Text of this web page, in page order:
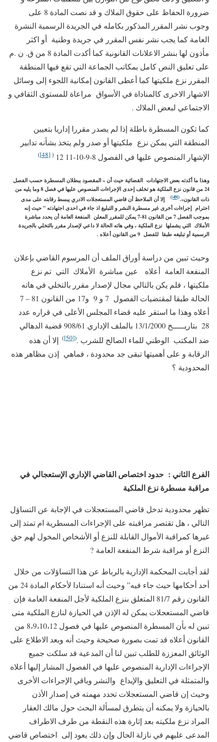
ضرورة الحفاظ على حقوق الملاك و قد نصت المادة 8 على
وجوب نشر المقرر المذكور بكامله في الجريدة الرسمية النشرة
العامة كما يجب نشر نفس المقرر في جريدة وطنية أو اكثر
مأذون لها بنشر الاعلانات القانونية كما أكدت المادة 8 من ق. ن .م
على تعليق النص كامل بمكاتب الجماعة التي تقع فيها المنطقة
المقرر نزع ملكيتها كما أعطى القانون إمكانية اللجوء إلى وسائل
الاشهار الاخرى كالمناداة في الأسواق مراعاة للمستوى الثقافي و
الاجتماعي لبعض الملاك .
كما تكون المسطرة باطلة إذا لم يصدر مقررا إداريا بتعيين
المنطقة التي يمكن نزع ملكيتها أو صدر ولم يتخذ بشأنه تدابير
الإشهار المنصوص عليها في الفصول 8-9-10-11 12
(
[48]
)
وهذا ما أكدته بعض الاجتهادات القضائية حيث أن « المقصود ببطلان المسطرة حسب الفصل
24 من قانون نزع الملكية هو تخلف إحدى الإجراءات المنصوص عليها في فصل 8 وما يليه من
ذات القانون».(
[49]
)
إلا أن الملاحظ أن قاضي المستعجلات الادري يبسط رقابته على مدى
احترام إجراءات أخرى غير مسطرة النشر و التبليغ اذ جاء في احدى اجتهادته ” حيث إنه
بموجب الفصل 7 من القانون 81-7 يمكن للمقرر المعلن المنفعة العامة أن يحدد مباشرة
الأملاك التي يشملها نزع الملكية ، وفي هاته الحالة لا داعي لإصدار مقرر بالتخلي بالجريدة
الرسمية أو تبليغه طبقا للفصل 9 من القانون أعلاه .
وحيث تبين من دراسة أوراق الملف أن المرسوم القاضي بإعلان
المنفعة العامة أعلاه عين مباشرة الأملاك التي تم نزع
ملكيتها ، فلم يكن بالتالي مجال لإصدار مقرر بالتخلي في هاته
الحالة طبقا لمقتضيات الفصول 7 و 9 و17 من القانون 81 – 7
أعلاه وهذا ما استقر عليه قضاء المجلس الأعلى في قراره عدد
28 بتاريـــــخ 13/1/2000 بالملف الإداري 908/61 قضية الدهالي
ضد المكتب الوطني للماء الصالح للشرب .(
[50]
) إلا أن هذه
الرقابة و على أهميتها تبقى جد محدودة ، فماهي إذن مظاهر هذه
المحدودية ؟
الفرع الثاني : حدود اختصاص القاضي الإداري الإستعجالي في
مراقبة مسطرة نزع الملكية
تظهر محدودية تدخل قاضي المستعجلات في الإجابة عن التساؤل
التالي ، هل تقتصر مراقبته على الإجراءات المسطرية ام تمتد إلى
غيرها كمراقبة الأموال القابلة للنزع أو الأشخاص المخول لهم حق
النزع أو مراقبة شرط المنفعة العامة ?
لقد أجابت المحكمة الإدارية بالرباط عن هذا التساؤلات من خلال
أحد أحكامها حيث جاء فيه” وحيث أنه استنادا لأحكام المادة 24 من
القانون رقم 81/7 المتعلق بنزع الملكية لأجل المنفعة العامة فإن
قاضي المستعجلات يمكن له الإذن في الحيازة لنازع الملكية متى
تبين له بأن المسطرة المنصوص عليها في فصول 8،9،10،12 من
القانون أعلاه قد تمت بصورة صحيحة وحيث أنه وبعد الاطلاع على
الوثائق المعززة للطلب تبين لنا أن المدعية قد سلكت جميع
الإجراءات الإدارية المنصوص عليها في الفصول المشار إليها أعلاه
والمتمثلة في التعليق والإيداع والنشر وباقي الإجراءات الأخرى
وحيث إن قاضي المستعجلات تحدد مهمته في إصدار الأذن
بالحيازة ولا يمكنه أن يتطرق لمسألة البحث حول مالك العقار
المراد نزع ملكيته بعد إثارة هذه النقطة من طرف الاطراف
المدعى عليهم في نازلة الحال وإن ذلك يعود إلى اختصاص قاضي